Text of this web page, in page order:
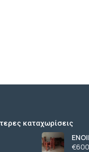
καταχωρίσεις